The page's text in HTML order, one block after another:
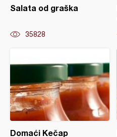
Salata od graška
35828
Domaći Kečap